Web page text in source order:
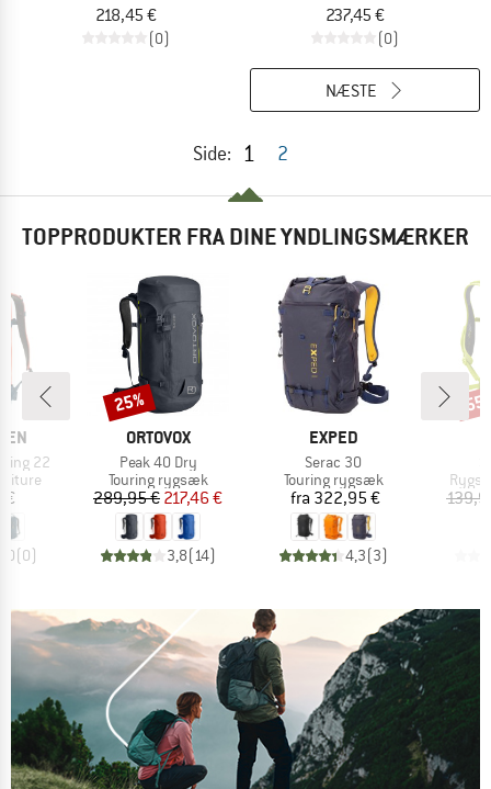
218,45 €
(0)
237,45 €
(0)
Side: 1 2
NÆSTE
TOPPRODUKTER FRA DINE YNDLINGSMÆRKER
22
€
(0)
MÆRKE
ORTOVOX
Artikel
Peak 40 Dry
Produktgruppe
Touring rygsæk
Pris
289,95 €Nedsat pris
217,46 €
3,8( 14)
Rabat
25%
MÆRKE
EXPED
Artikel
Serac 30
Produktgruppe
Touring rygsæk
Pris
fra 322,95 €
4,3(3)